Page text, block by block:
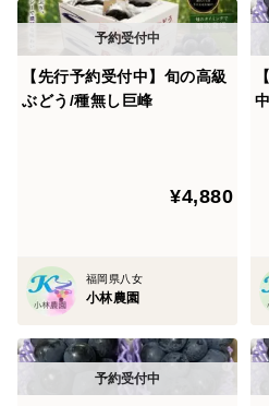
発送まで責任を持って管理い
商品は種無し巨峰ですが、一
す。
パッケージや商品写真はイメ
大量注文や発送時期の調整な
ご連絡はアプリの出品者質問
【先行予約受付中】旬の高級
ぶどう/種無し巨峰
¥4,880
福岡県八女
小林農園